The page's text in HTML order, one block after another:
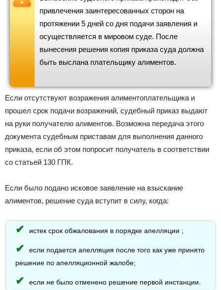
привлечения заинтересованных сторон на
протяжении 5 дней со дня подачи заявления и
осуществляется в мировом суде. После
вынесения решения копия приказа суда должна
быть выслана плательщику алиментов.
Если отсутствуют возражения алиментоплательщика и
прошел срок подачи возражений, судебный приказ выдают
на руки получателю алиментов. Возможна передача этого
документа судебным приставам для выполнения данного
приказа, если об этом попросит получатель в соответствии
со статьей 130 ГПК.
Если было подано исковое заявление на взыскание
алиментов, решение суда вступит в силу, когда:
истек срок обжалования в порядке апелляции ;
если подается апелляция после того как уже принято
решение по апелляционной жалобе;
если не было отменено решение первой инстанции.